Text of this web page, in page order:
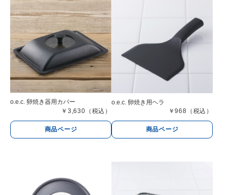
o.e.c. 卵焼き器用カバー
￥3,630（税込）
商品ページ
o.e.c. 卵焼き用ヘラ
￥968（税込）
商品ページ